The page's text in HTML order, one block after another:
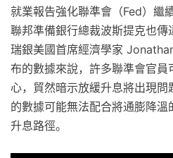
就業報告強化聯準會（Fed）繼
聯邦準備銀行總裁波斯提克也傳
瑞銀美國首席經濟學家
布的數據來說，許多聯準會官
心，貿然暗示放緩升息將出現
的數據可能無法配合將通膨降
升息路徑。